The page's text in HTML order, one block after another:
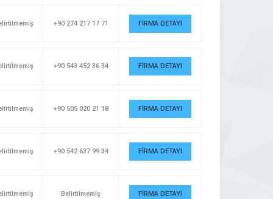
+90 274 217 17 71 FİRMA DETAYI
+90 543 452 36 34 FİRMA DETAYI
+90 505 020 21 18 FİRMA DETAYI
+90 542 637 99 34 FİRMA DETAYI
Belirtilmemiş FİRMA DETAYI